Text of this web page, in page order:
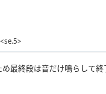
最終段は音だけ鳴らして